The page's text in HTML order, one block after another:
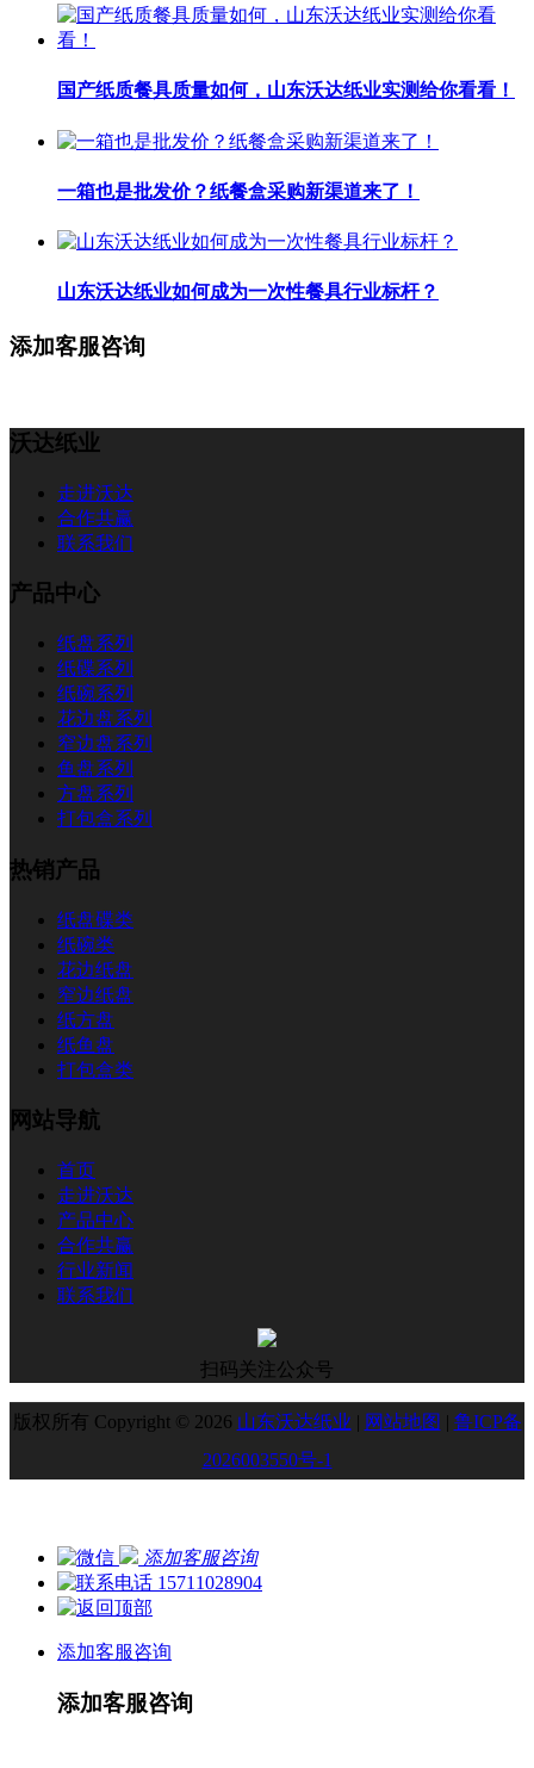
国产纸质餐具质量如何，山东沃达纸业实测给你看看！
一箱也是批发价？纸餐盒采购新渠道来了！
山东沃达纸业如何成为一次性餐具行业标杆？
添加客服咨询
沃达纸业
走进沃达
合作共赢
联系我们
产品中心
纸盘系列
纸碟系列
纸碗系列
花边盘系列
窄边盘系列
鱼盘系列
方盘系列
打包盒系列
热销产品
纸盘碟类
纸碗类
花边纸盘
窄边纸盘
纸方盘
纸鱼盘
打包盒类
网站导航
首页
走进沃达
产品中心
合作共赢
行业新闻
联系我们
扫码关注公众号
版权所有 Copyright © 2026 山东沃达纸业 | 网站地图 | 鲁ICP备
2026003550号-1
添加客服咨询
15711028904
添加客服咨询
添加客服咨询